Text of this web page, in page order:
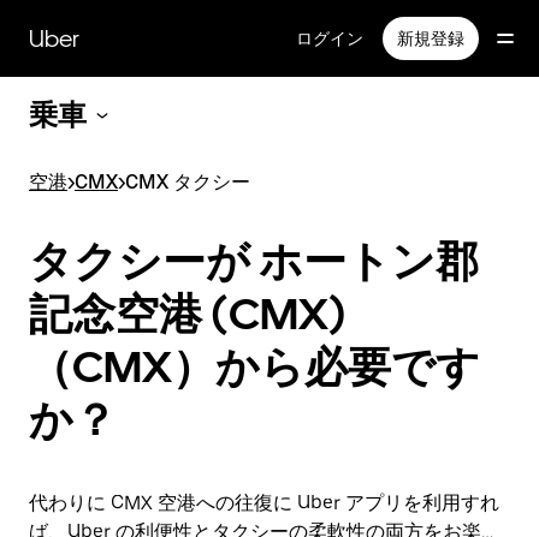
Uber ログイン 新規登録
乗車
空港>CMX>CMX タクシー
タクシーが ホートン郡
記念空港 (CMX)
（CMX）から必要です
か？
代わりに CMX 空港への往復に Uber アプリを利用すれ
ば、Uber の利便性とタクシーの柔軟性の両方をお楽し